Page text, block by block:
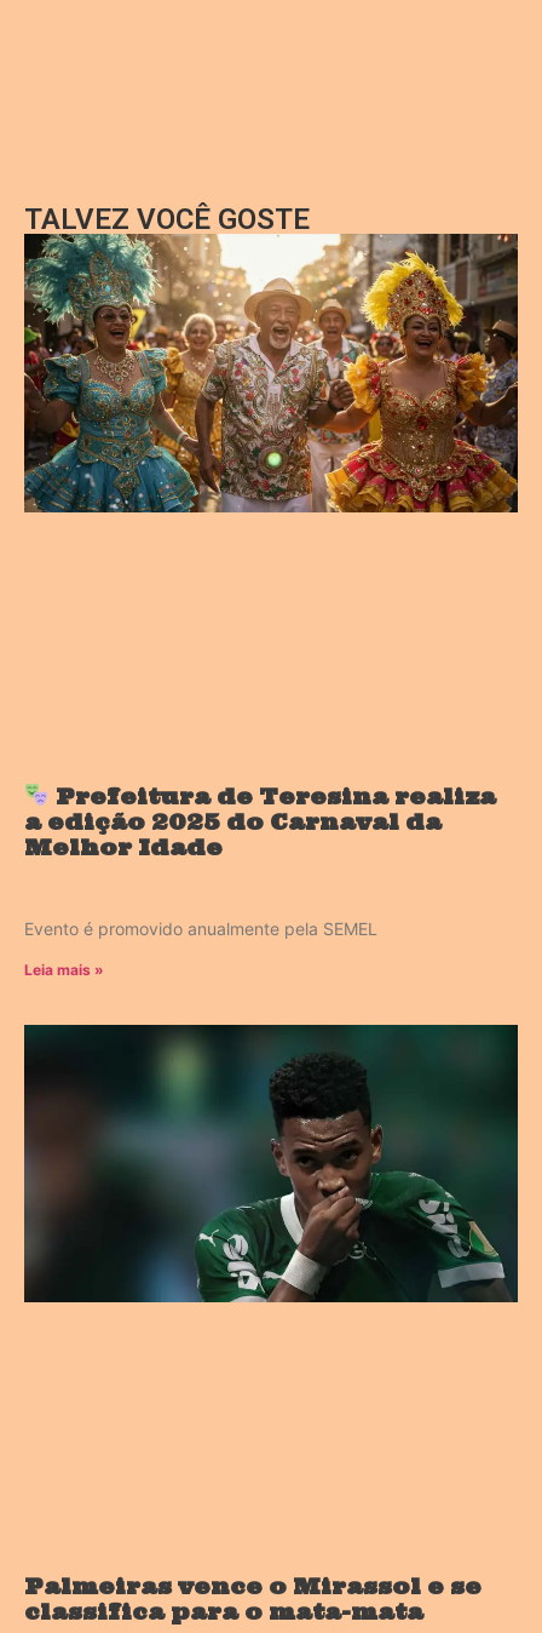
TALVEZ VOCÊ GOSTE
Prefeitura de Teresina realiza
a edição 2025 do Carnaval da
Melhor Idade
Evento é promovido anualmente pela SEMEL
Leia mais »
Palmeiras vence o Mirassol e se
classifica para o mata-mata